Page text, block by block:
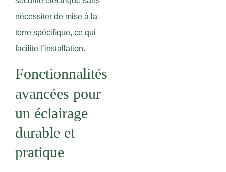
nécessiter de mise à la
terre spécifique, ce qui
facilite l’installation.
Fonctionnalités
avancées pour
un éclairage
durable et
pratique